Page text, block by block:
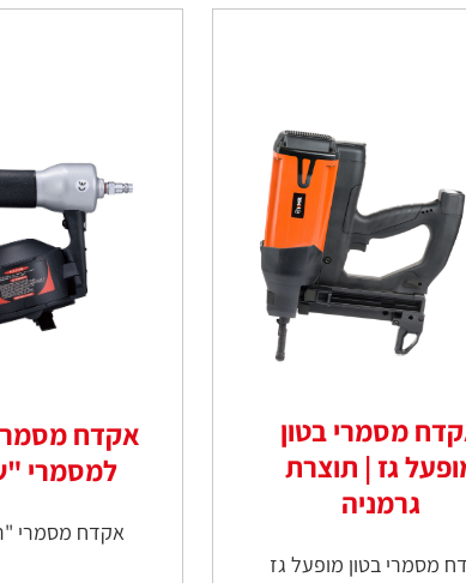
מסמרי בטון
גז | תוצרת
גרמניה
מסמרי בטון מופעל גז
אקדח
למסמרי
אקדח מסמרי